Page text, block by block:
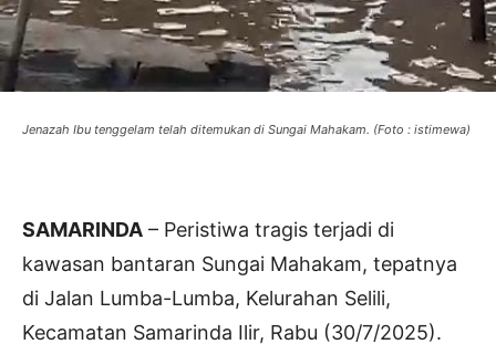
Jenazah Ibu tenggelam telah ditemukan di Sungai Mahakam. (Foto : istimewa)
SAMARINDA – Peristiwa tragis terjadi di
kawasan bantaran Sungai Mahakam, tepatnya
di Jalan Lumba-Lumba, Kelurahan Selili,
Kecamatan Samarinda Ilir, Rabu (30/7/2025).